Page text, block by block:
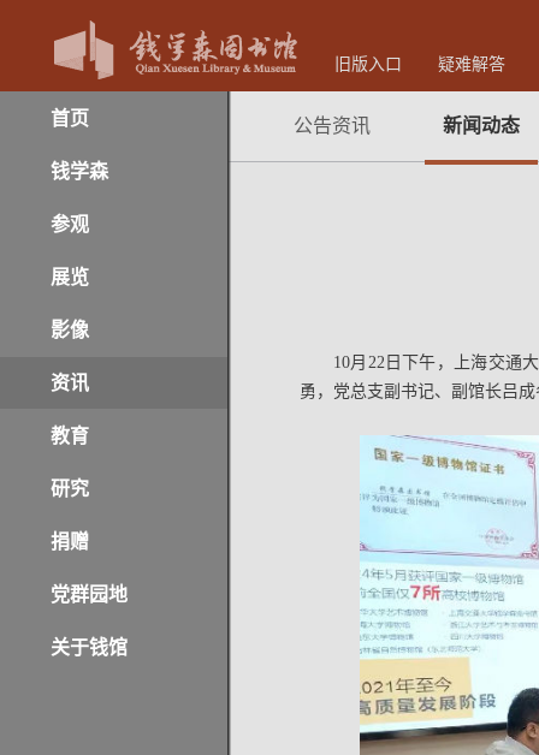
旧版入口 疑难解答
首页
钱学森
参观
展览
影像
资讯
教育
研究
捐赠
党群园地
关于钱馆
公告资讯 新闻动态
10月22日下午，上海交通
勇，党总支副书记、副馆长吕